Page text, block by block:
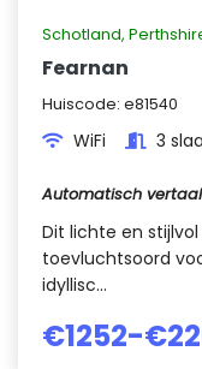
Schotland,
Fearnan
Huiscode: e81540
WiFi 3
Automatisch
Dit lichte en
toevluchtsoord
idyllisc...
€1252-€